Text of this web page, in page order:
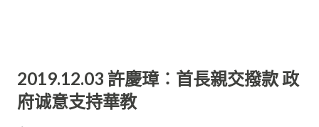
據海...
中學， 其中的50万令吉是繳付地稅，100万令吉， 充作興建教學
樓之用途。 新樓2021年啟用 美里培民中學董事長許為隆較后受
2019.12.03 許慶璋︰首長親交撥款 政
府诚意支持華教